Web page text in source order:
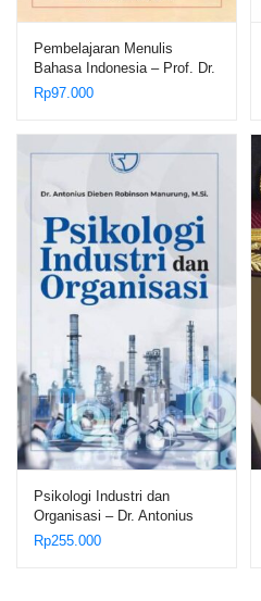
Pembelajaran Menulis
Bahasa Indonesia – Prof. Dr.
H. Syanurdin, M.Pd.; Dr.
Rp97.000
Psikologi Industri dan
Organisasi – Dr. Antonius
Dieben Robinson Manurung,
Rp255.000